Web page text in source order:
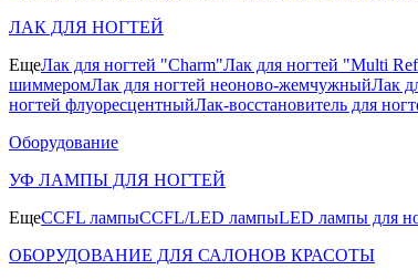
ЛАК ДЛЯ НОГТЕЙ
ЕщеЛак для ногтей "Charm"Лак для ногтей "Multi
шиммеромЛак для ногтей неоново-жемчужныйЛак
ногтей флуоресцентныйЛак-восстановитель для
Оборудование
УФ ЛАМПЫ ДЛЯ НОГТЕЙ
ЕщеCCFL лампыCCFL/LED лампыLED лампы для
ОБОРУДОВАНИЕ ДЛЯ САЛОНОВ КРАСОТЫ